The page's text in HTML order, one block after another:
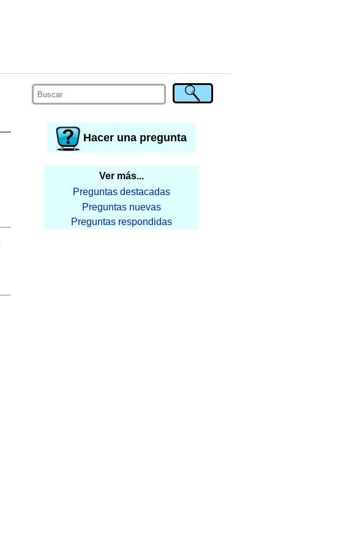
Hacer una pregunta
Ver más...
Preguntas destacadas
Preguntas nuevas
Preguntas respondidas